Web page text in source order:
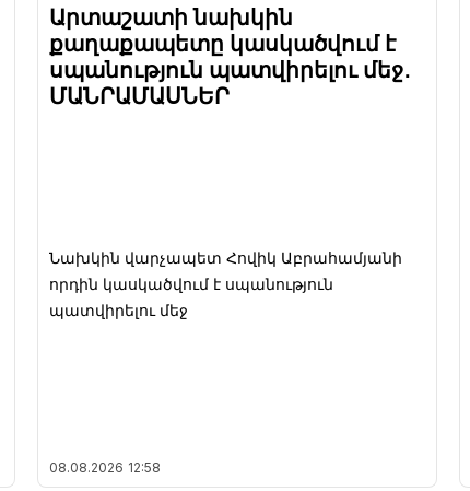
Արտաշատի նախկին
քաղաքապետը կասկածվում է
սպանություն պատվիրելու մեջ․
ՄԱՆՐԱՄԱՍՆԵՐ
Նախկին վարչապետ Հովիկ Աբրահամյանի
որդին կասկածվում է սպանություն
պատվիրելու մեջ
08.08.2026 12:58